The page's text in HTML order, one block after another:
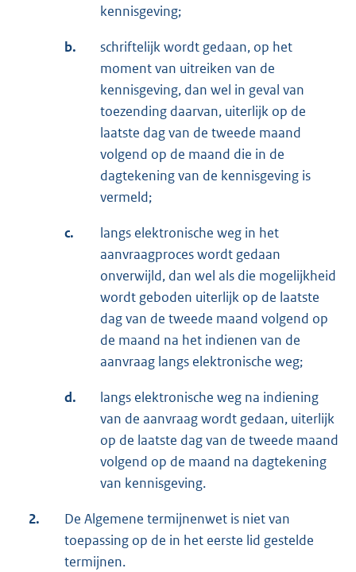
kennisgeving;
b.
schriftelijk wordt gedaan, op het
moment van uitreiken van de
kennisgeving, dan wel in geval van
toezending daarvan, uiterlijk op de
laatste dag van de tweede maand
volgend op de maand die in de
dagtekening van de kennisgeving is
vermeld;
c.
langs elektronische weg in het
aanvraagproces wordt gedaan
onverwijld, dan wel als die mogelijkheid
wordt geboden uiterlijk op de laatste
dag van de tweede maand volgend op
de maand na het indienen van de
aanvraag langs elektronische weg;
d.
langs elektronische weg na indiening
van de aanvraag wordt gedaan, uiterlijk
op de laatste dag van de tweede maand
volgend op de maand na dagtekening
van kennisgeving.
2.
De Algemene termijnenwet is niet van
toepassing op de in het eerste lid gestelde
termijnen.